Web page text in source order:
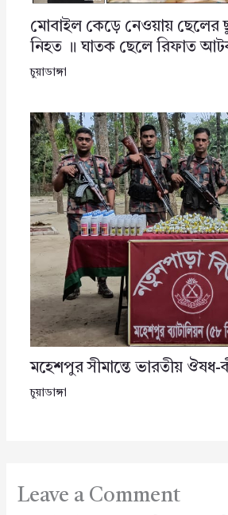
মোবাইল কেড়ে নেওয়ায় ছেলের
নিহত ॥ ঘাতক ছেলে রিফাত
চুয়াডাঙ্গা
মহেশপুর সীমান্তে ভারতীয় ঔষধ-
চুয়াডাঙ্গা
Leave a Comment